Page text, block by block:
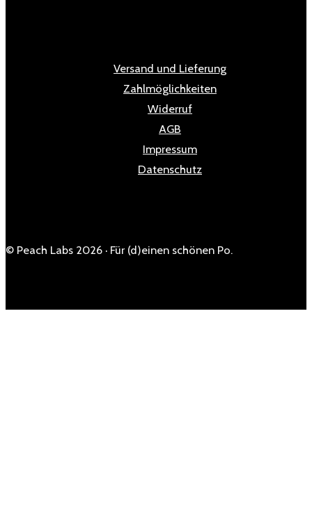
Versand und Lieferung
Zahlmöglichkeiten
Widerruf
AGB
Impressum
Datenschutz
© Peach Labs 2026 · Für (d)einen schönen Po.